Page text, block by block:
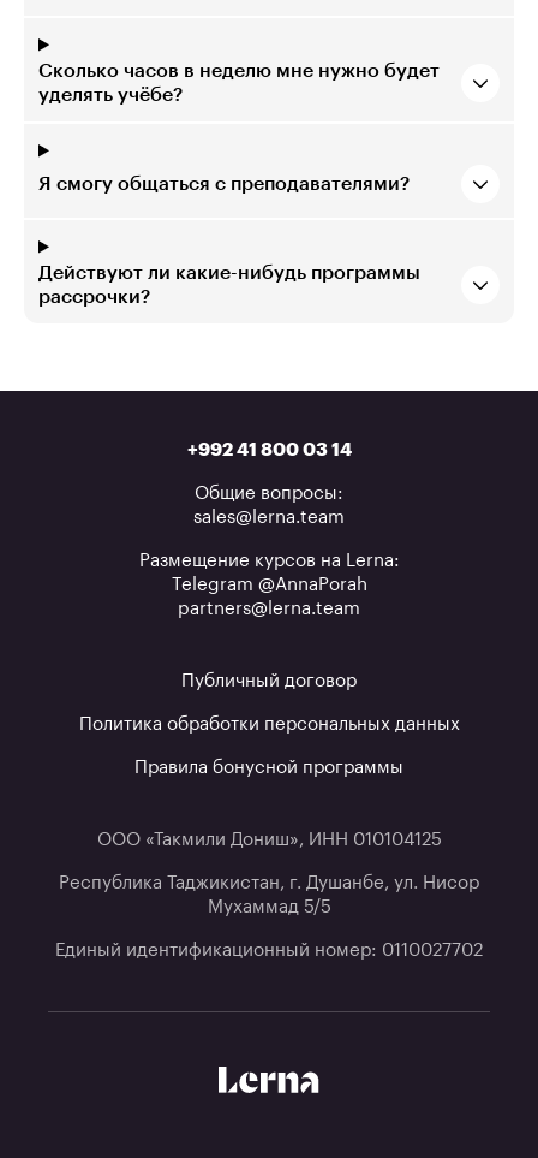
Сколько часов в неделю мне нужно будет
уделять учёбе?
Я смогу общаться с преподавателями?
Действуют ли какие-нибудь программы
рассрочки?
+992 41 800 03 14
Общие вопросы:
sales@lerna.team
Размещение курсов на Lerna:
Telegram @AnnaPorah
partners@lerna.team
Публичный договор
Политика обработки персональных данных
Правила бонусной программы
ООО «Такмили Дониш», ИНН 010104125
Республика Таджикистан, г. Душанбе, ул. Нисор
Мухаммад 5/5
Единый идентификационный номер: 0110027702